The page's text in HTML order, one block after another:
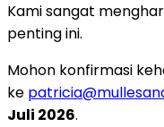
Kami sangat
penting ini.
Mohon konfirmasi
ke
Juli 2026.